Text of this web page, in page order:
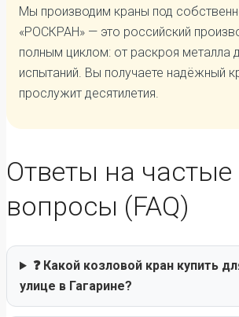
Мы производим краны под
«РОСКРАН» — это российский
полным циклом: от раскроя металла
испытаний. Вы получаете надёжный
прослужит десятилетия.
Ответы на частые
вопросы (FAQ)
❓ Какой козловой кран купить
улице в Гагарине?